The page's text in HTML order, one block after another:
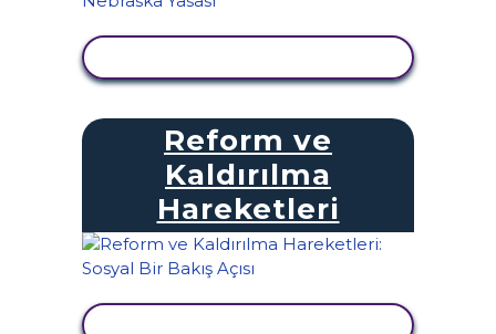
Reform ve
Kaldırılma
Hareketleri